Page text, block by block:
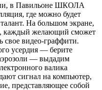
в Павильоне ШКОЛА
где можно будет
На большом экране,
каждый желающий сможет
свое видео-граффити.
усердия — берите
— выдадим
валика
сигнал на компьютер,
представляющее собой